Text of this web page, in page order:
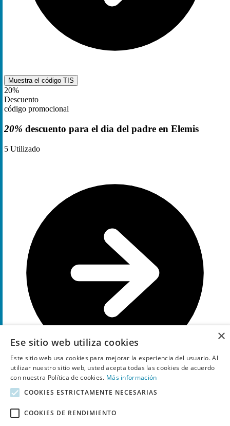
Muestra el código TIS
20%
Descuento
código promocional
20% descuento para el dia del padre en Elemis
5 Utilizado
Muestra el códigoDRE
código promocional
×
Ese sitio web utiliza cookies
Este sitio web usa cookies para mejorar la experiencia del usuario. Al
utilizar nuestro sitio web, usted acepta todas las cookies de acuerdo
con nuestra Política de cookies. Más información
COOKIES ESTRICTAMENTE NECESARIAS
COOKIES DE RENDIMIENTO